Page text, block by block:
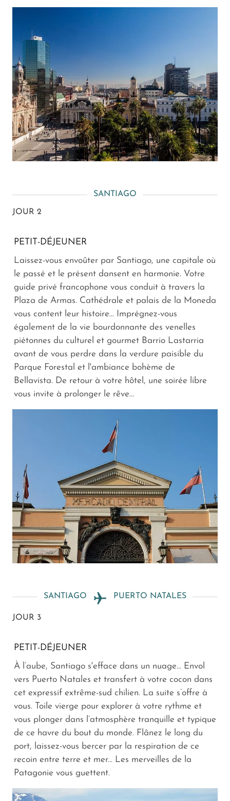
SANTIAGO
JOUR 2
PETIT-DÉJEUNER
Laissez-vous envoûter par Santiago, une capitale où
le passé et le présent dansent en harmonie. Votre
guide privé francophone vous conduit à travers la
Plaza de Armas. Cathédrale et palais de la Moneda
vous content leur histoire... Imprégnez-vous
également de la vie bourdonnante des venelles
piétonnes du culturel et gourmet Barrio Lastarria
avant de vous perdre dans la verdure paisible du
Parque Forestal et l'ambiance bohème de
Bellavista. De retour à votre hôtel, une soirée libre
vous invite à prolonger le rêve...
SANTIAGO PUERTO NATALES
JOUR 3
PETIT-DÉJEUNER
À l’aube, Santiago s'efface dans un nuage... Envol
vers Puerto Natales et transfert à votre cocon dans
cet expressif extrême-sud chilien. La suite s’offre à
vous. Toile vierge pour explorer à votre rythme et
vous plonger dans l’atmosphère tranquille et typique
de ce havre du bout du monde. Flânez le long du
port, laissez-vous bercer par la respiration de ce
recoin entre terre et mer... Les merveilles de la
Patagonie vous guettent.